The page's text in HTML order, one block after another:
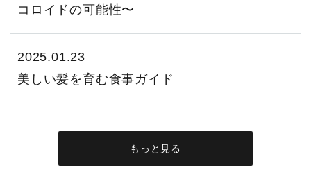
コロイドの可能性〜
2025.01.23
美しい髪を育む食事ガイド
もっと見る